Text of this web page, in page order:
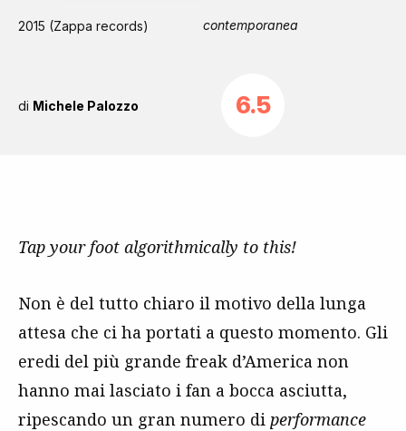
2015 (Zappa records) contemporanea
di Michele Palozzo 6.5
Tap your foot algorithmically to this!
Non è del tutto chiaro il motivo della lunga
attesa che ci ha portati a questo momento. Gli
eredi del più grande freak d’America non
hanno mai lasciato i fan a bocca asciutta,
ripescando un gran numero di performance